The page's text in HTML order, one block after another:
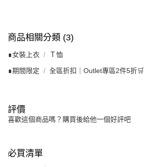
商品相關分類 (3)
∎女裝上衣 Ｔ恤
∎期間限定 全區折扣｜Outlet專區2件5折🛒
評價
喜歡這個商品嗎？購買後給他一個好評吧
必買清單